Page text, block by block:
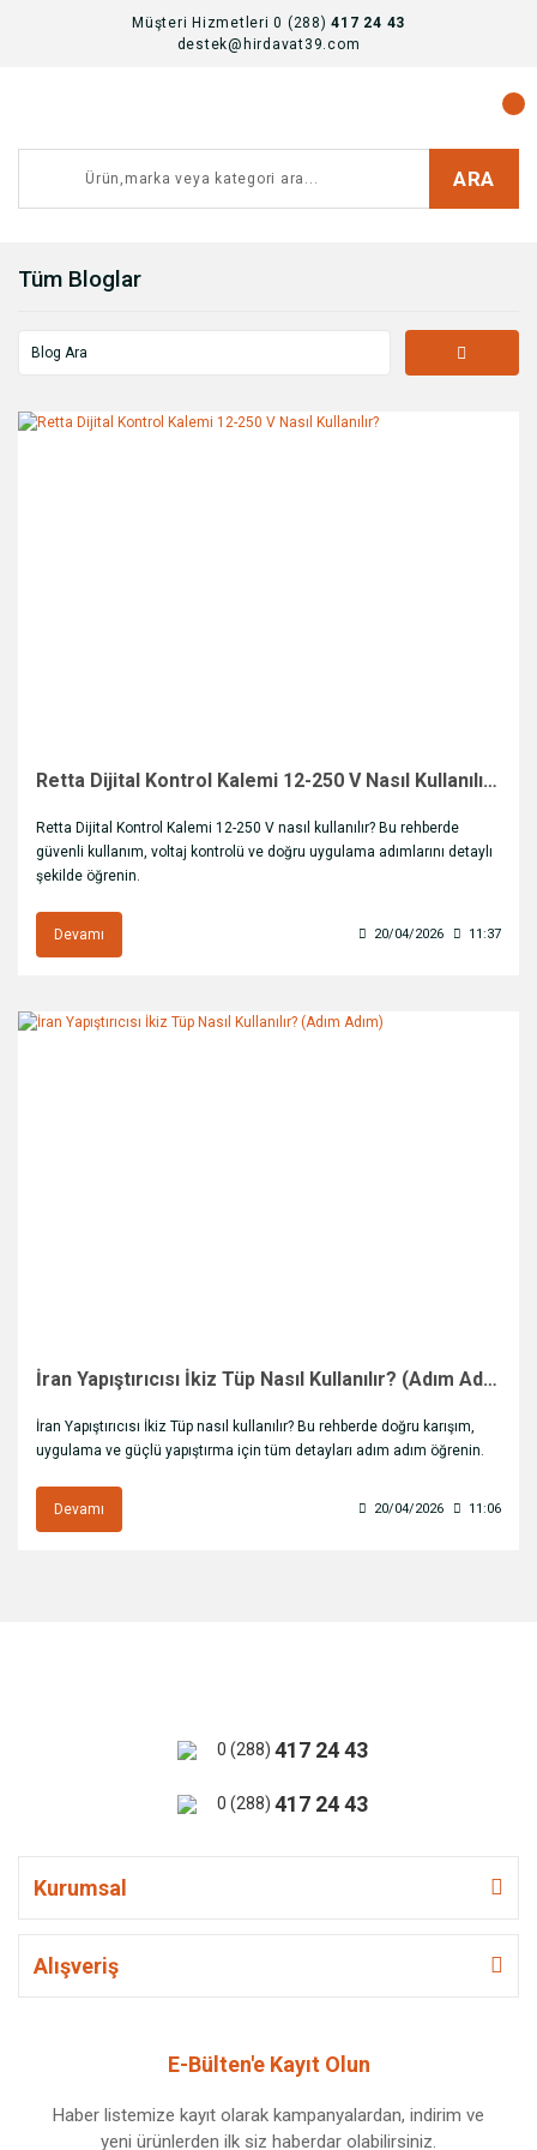
Müşteri Hizmetleri 0 (288)417 24 43
destek@hirdavat39.com
ARA
Tüm Bloglar
Retta Dijital Kontrol Kalemi 12-250 V Nasıl Kullanılır?
Retta Dijital Kontrol Kalemi 12-250 V nasıl kullanılır? Bu rehberde
güvenli kullanım, voltaj kontrolü ve doğru uygulama adımlarını detaylı
şekilde öğrenin.
Devamı 20/04/2026 11:37
İran Yapıştırıcısı İkiz Tüp Nasıl Kullanılır? (Adım Adım)
İran Yapıştırıcısı İkiz Tüp nasıl kullanılır? Bu rehberde doğru karışım,
uygulama ve güçlü yapıştırma için tüm detayları adım adım öğrenin.
Devamı 20/04/2026 11:06
0 (288) 417 24 43
0 (288) 417 24 43
Kurumsal
Alışveriş
E-Bülten'e Kayıt Olun
Haber listemize kayıt olarak kampanyalardan, indirim ve
yeni ürünlerden ilk siz haberdar olabilirsiniz.